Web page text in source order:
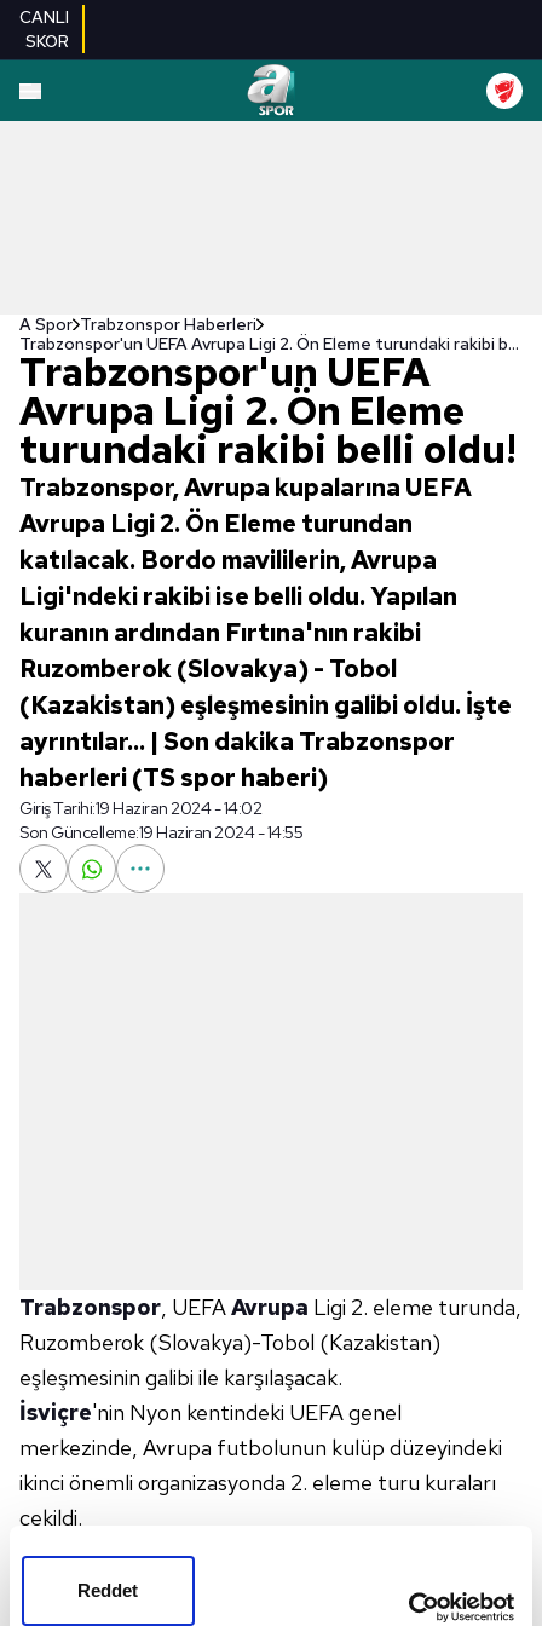
Reddet
CANLI
SKOR
A Spor Trabzonspor Haberleri
Trabzonspor'un UEFA Avrupa Ligi 2. Ön Eleme turundaki rakibi belli oldu!
Trabzonspor'un UEFA
Avrupa Ligi 2. Ön Eleme
turundaki rakibi belli oldu!
Trabzonspor, Avrupa kupalarına UEFA
Avrupa Ligi 2. Ön Eleme turundan
katılacak. Bordo mavililerin, Avrupa
Ligi'ndeki rakibi ise belli oldu. Yapılan
kuranın ardından Fırtına'nın rakibi
Ruzomberok (Slovakya) - Tobol
(Kazakistan) eşleşmesinin galibi oldu. İşte
ayrıntılar... | Son dakika Trabzonspor
haberleri (TS spor haberi)
Giriş Tarihi:19 Haziran 2024 - 14:02
Son Güncelleme:19 Haziran 2024 - 14:55
Trabzonspor, UEFAAvrupa Ligi 2. eleme turunda,
Ruzomberok (Slovakya)-Tobol (Kazakistan)
eşleşmesinin galibi ile karşılaşacak.
İsviçre'nin Nyon kentindeki UEFA genel
merkezinde, Avrupa futbolunun kulüp düzeyindeki
ikinci önemli organizasyonda 2. eleme turu kuraları
çekildi.
Bu turda Ruzomberok-Tobol eşleşmesinin galibiyle
karşılaşacak Trabzonspor ilk maçını deplasmanda,